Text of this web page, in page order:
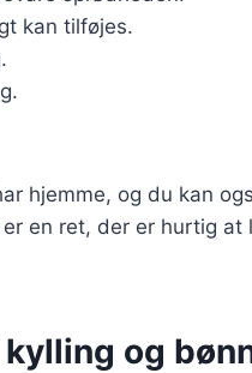
kan tilføjes.
hjemme, og du kan
en ret, der er hurtig at
og